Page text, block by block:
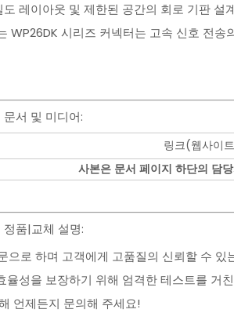
레이아웃 및 제한된 공간의 회로 기판 설
WP26DK 시리즈 커넥터는 고속 신호 전송
서 및 미디어:
링크(웹사이
사본은 문서 페이지 하단의 담
품|교체 설명:
으로 하며 고객에게 고품질의 신뢰할 수
성을 보장하기 위해 엄격한 테스트를 거
언제든지 문의해 주세요!